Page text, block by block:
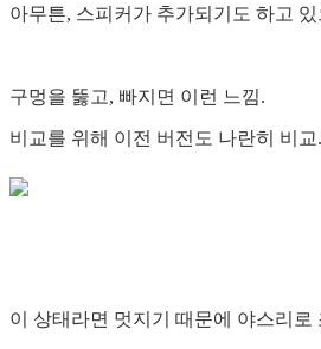
아무튼, 스피커가 추가되기도 하고
구멍을 뚫고, 빠지면 이런 느낌.
비교를 위해 이전 버전도 나란히 비교.
이 상태라면 멋지기 때문에 야스리로